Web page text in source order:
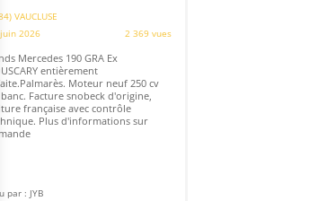
VAUCLUSE
juin 2026
2 369 vues
Mercedes 190 GRA Ex
entièrement
Moteur neuf 250 cv
banc. Facture snobeck d'origine,
française avec contrôle
Plus d'informations sur
par : JYB